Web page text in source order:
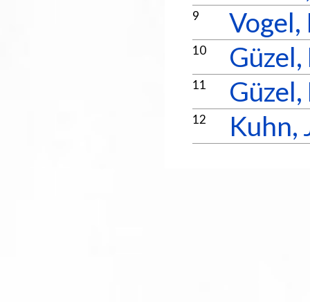
9
10
11
12 Kuhn,